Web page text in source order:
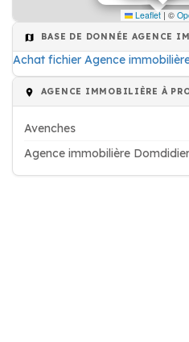
Leaflet | ©
BASE DE DONNÉE AGENCE
Achat fichier Agence
AGENCE IMMOBILIÈRE À
Avenches
Agence immobilière Domdidier